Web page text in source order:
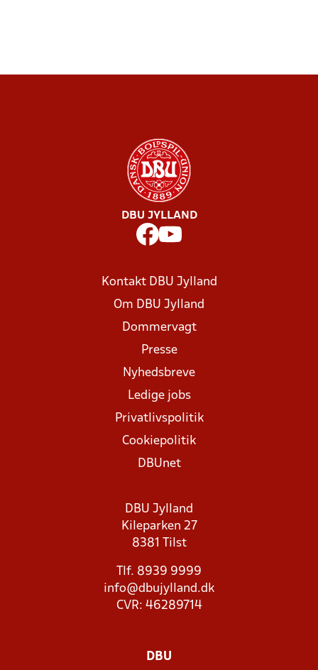
DBU JYLLAND
Kontakt DBU Jylland
Om DBU Jylland
Dommervagt
Presse
Nyhedsbreve
Ledige jobs
Privatlivspolitik
Cookiepolitik
DBUnet
DBU Jylland
Kileparken 27
8381 Tilst
Tlf. 8939 9999
info@dbujylland.dk
CVR: 46289714
DBU